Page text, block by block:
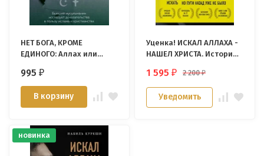
НЕТ БОГА, КРОМЕ
ЕДИНОГО: Аллах или
995₽
В корзину
Уценка! ИСКАЛ АЛЛАХА -
НАШЕЛ ХРИСТА. История
Набиль Куреши
1 595₽ 2 200₽
Уведомить
новинка